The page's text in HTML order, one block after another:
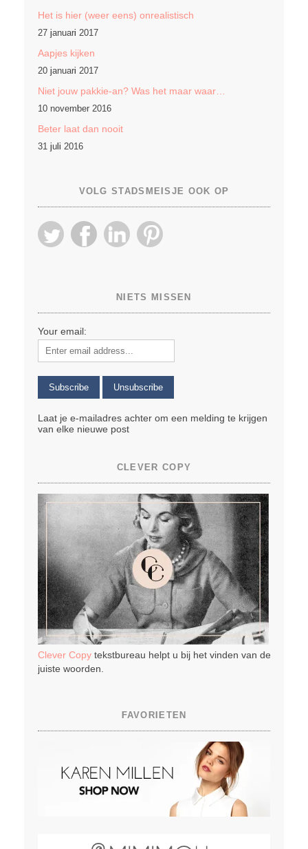
Het is hier (weer eens) onrealistisch
27 januari 2017
Aapjes kijken
20 januari 2017
Niet jouw pakkie-an? Was het maar waar…
10 november 2016
Beter laat dan nooit
31 juli 2016
VOLG STADSMEISJE OOK OP
NIETS MISSEN
Your email:
Laat je e-mailadres achter om een melding te krijgen
van elke nieuwe post
CLEVER COPY
Clever Copytekstbureau helpt u bij het vinden van de
juiste woorden.
FAVORIETEN